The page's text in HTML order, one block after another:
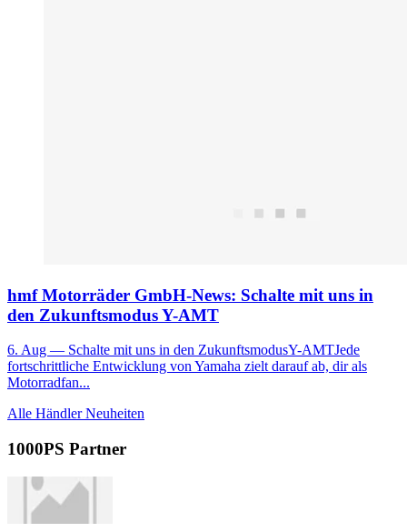
hmf Motorräder GmbH-News: Schalte mit uns in
den Zukunftsmodus Y-AMT
6. Aug — Schalte mit uns in den ZukunftsmodusY-AMTJede
fortschrittliche Entwicklung von Yamaha zielt darauf ab, dir als
Motorradfan...
Alle Händler Neuheiten
1000PS Partner